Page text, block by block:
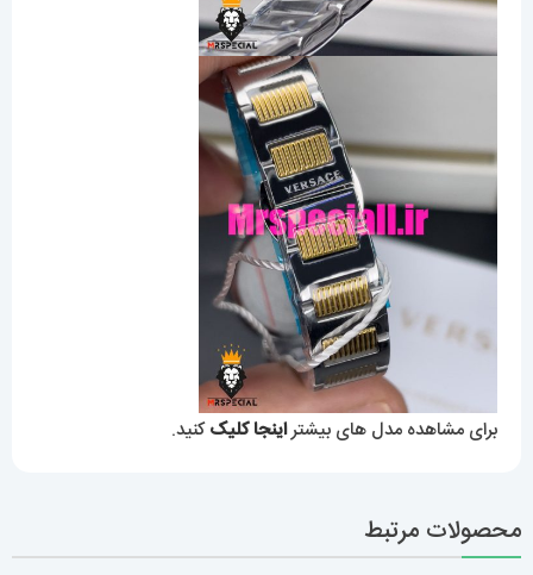
برای مشاهده مدل های بیشتراینجا کلیککنید.
محصولات مرتبط